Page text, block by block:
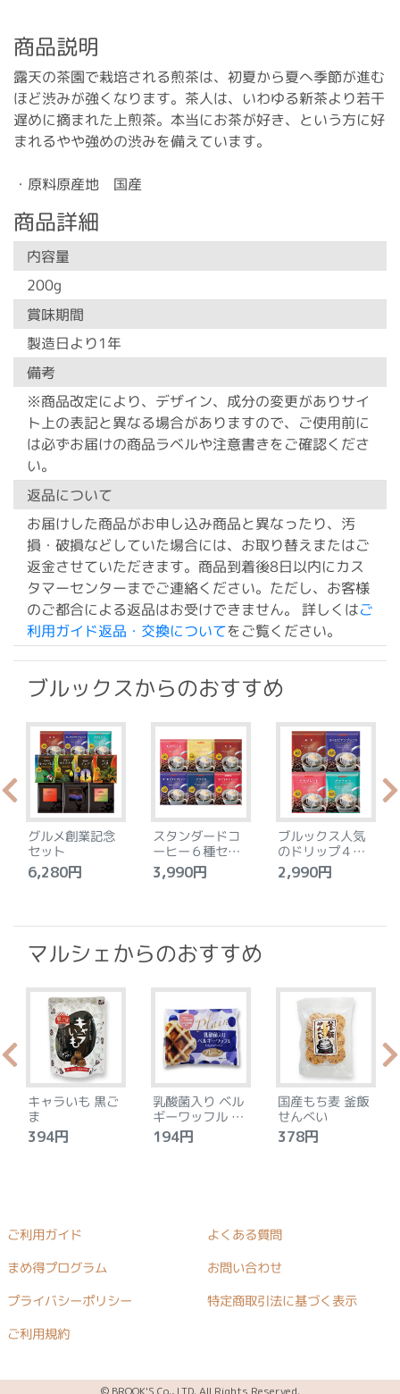
商品説明
露天の茶園で栽培される煎茶は、初夏から夏へ季節が進む
ほど渋みが強くなります。茶人は、いわゆる新茶より若干
遅めに摘まれた上煎茶。本当にお茶が好き、という方に好
まれるやや強めの渋みを備えています。
・原料原産地 国産
商品詳細
内容量
200g
賞味期間
製造日より1年
備考
※商品改定により、デザイン、成分の変更がありサイ
ト上の表記と異なる場合がありますので、ご使用前に
は必ずお届けの商品ラベルや注意書きをご確認くださ
い。
返品について
お届けした商品がお申し込み商品と異なったり、汚
損・破損などしていた場合には、お取り替えまたはご
返金させていただきます。商品到着後8日以内にカス
タマーセンターまでご連絡ください。ただし、お客様
のご都合による返品はお受けできません。 詳しくはご
利用ガイド返品・交換についてをご覧ください。
ブルックスからのおすすめ
グルメ創業記念
セット
6,280円
スタンダードコ
ーヒー６種セッ
ト
3,990円
ブルックス人気
のドリップ４種
セット
2,990円
マルシェからのおすすめ
キャラいも 黒ご
ま
394円
乳酸菌入り ベル
ギーワッフル プ
レーン
194円
国産もち麦 釜飯
せんべい
378円
ご利用ガイド よくある質問
まめ得プログラム お問い合わせ
プライバシーポリシー 特定商取引法に基づく表示
ご利用規約
© BROOK'S Co., LTD. All Rights Reserved.